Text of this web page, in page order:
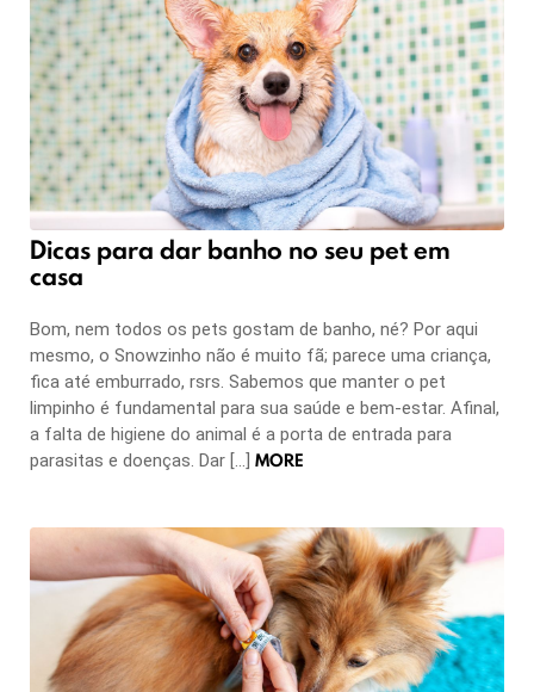
Dicas para dar banho no seu pet em
casa
Bom, nem todos os pets gostam de banho, né? Por aqui
mesmo, o Snowzinho não é muito fã; parece uma criança,
fica até emburrado, rsrs. Sabemos que manter o pet
limpinho é fundamental para sua saúde e bem-estar. Afinal,
a falta de higiene do animal é a porta de entrada para
parasitas e doenças. Dar […] MORE